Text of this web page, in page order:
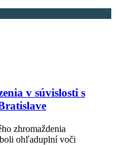
v súvislosti s
zhromaždenia
ohľaduplní voči